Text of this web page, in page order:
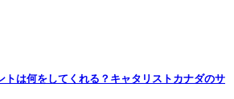
トは何をしてくれる？キャタリストカナダのサ